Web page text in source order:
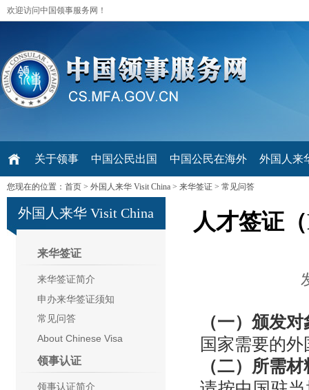
欢迎访问中国领事服务网！
关于领事 中国公民出国 中国公民在海外 外国人来
您现在的位置： 首页 > 外国人来华 Visit China > 来华签证 > 常见问答
外国人来华 Visit China
来华签证
来华签证简介
申办来华签证须知
常见问答
About Chinese Visa
领事认证
领事认证简介
人才签证
（一）颁发
国家需要的
（二）所需材